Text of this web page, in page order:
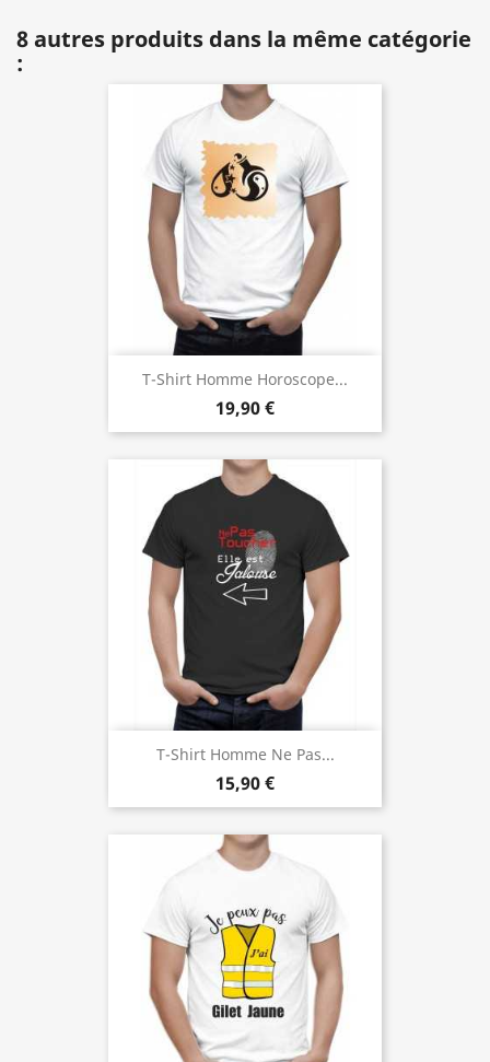
8 autres produits dans la même catégorie
:
T-Shirt Homme Horoscope...
19,90 €
T-Shirt Homme Ne Pas...
15,90 €